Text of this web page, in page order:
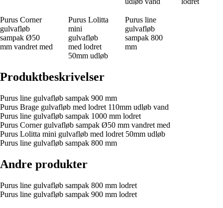
Purus Corner
gulvafløb
sampak Ø50
mm vandret med
Purus Lolitta
mini
gulvafløb
med lodret
50mm udløb
Purus line
gulvafløb
sampak 800
mm
Produktbeskrivelser
Purus line gulvafløb sampak 900 mm
Purus Brage gulvafløb med lodret 110mm udløb vand
Purus line gulvafløb sampak 1000 mm lodret
Purus Corner gulvafløb sampak Ø50 mm vandret med
Purus Lolitta mini gulvafløb med lodret 50mm udløb
Purus line gulvafløb sampak 800 mm
Andre produkter
Purus line gulvafløb sampak 800 mm lodret
Purus line gulvafløb sampak 900 mm lodret